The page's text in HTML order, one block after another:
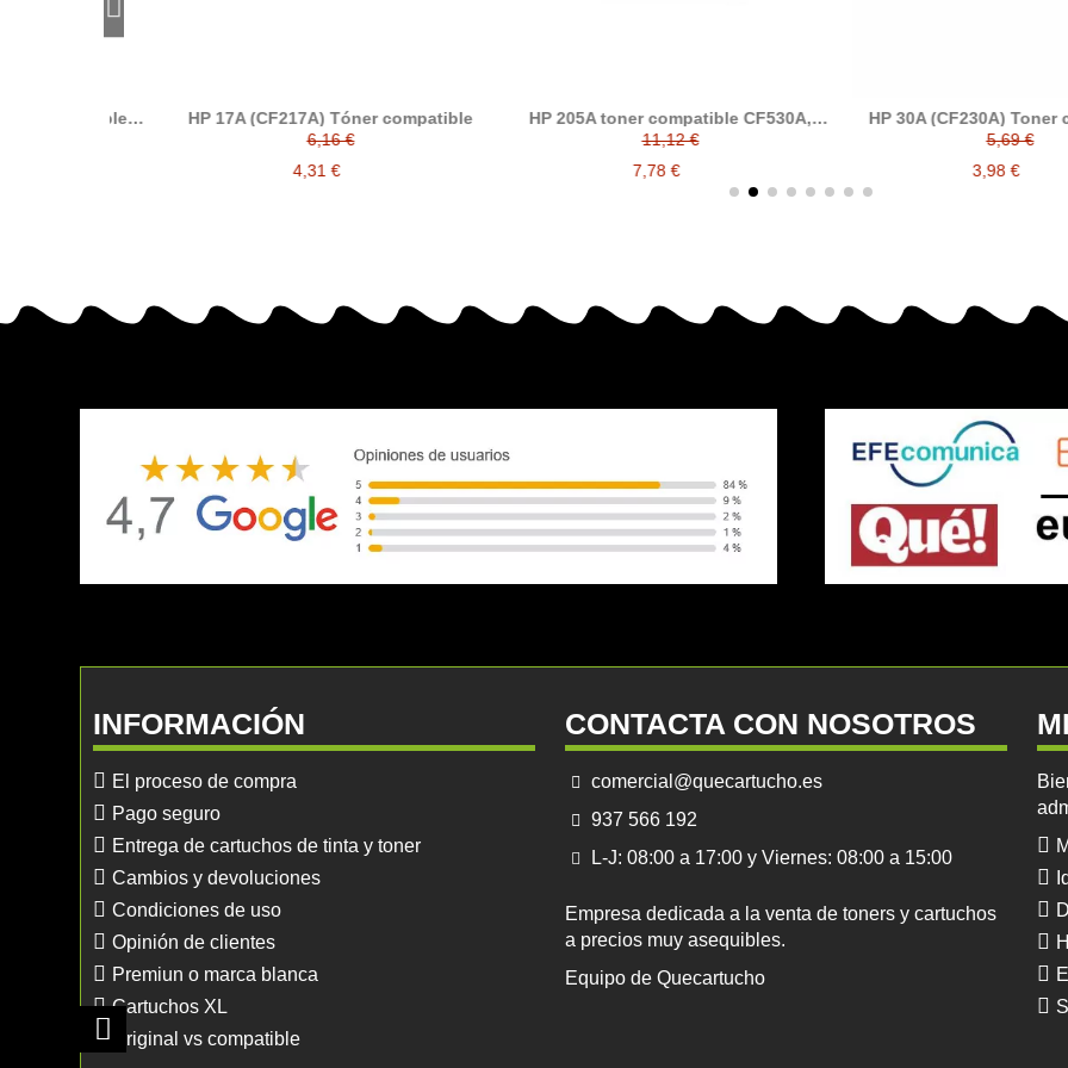
HP 17A (CF217A) Tóner compatible
6,16 €
4,31 €
HP 205A toner compatible CF530A,
CF531A, CF532A, CF533A
11,12 €
7,78 €
HP 30A (CF230A) Toner
5,69 €
3,98 €
INFORMACIÓN
El proceso de compra
Pago seguro
Entrega de cartuchos de tinta y toner
Cambios y devoluciones
Condiciones de uso
Opinión de clientes
Premiun o marca blanca
Cartuchos XL
Original vs compatible
CONTACTA CON NOSOTROS
comercial@quecartucho.es
937 566 192
L-J: 08:00 a 17:00 y Viernes: 08:00 a 15:00
Empresa dedicada a la venta de toners y cartuchos
a precios muy asequibles.
Equipo de Quecartucho